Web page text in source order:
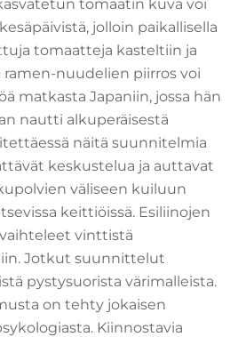
tomaatin kuva voi
jolloin paikallisella
tomaatteja kasteltiin ja
ramen-nuudelien piirros voi
matkasta Japaniin, jossa hän
nautti alkuperäisestä
näitä suunnitelmia
keskustelua ja auttavat
väliseen kuiluun
keittiöissä. Esiliinojen
vinttistä
Jotkut suunnittelut
pystysuorista värimalleista.
on tehty jokaisen
Kiinnostavia